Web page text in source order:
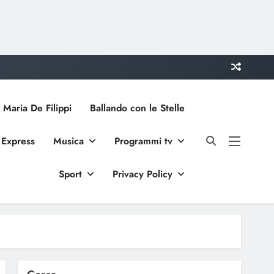
De Filippi Ballando con le Stelle
Musica Programmi tv
Sport Privacy Policy